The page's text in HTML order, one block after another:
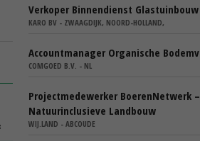
Verkoper Binnendienst Glastuinbouw
KARO BV - ZWAAGDIJK, NOORD-HOLLAND,
Accountmanager Organische
COMGOED B.V. - NL
Projectmedewerker BoerenNetwerk –
Natuurinclusieve Landbouw
WIJ.LAND - ABCOUDE